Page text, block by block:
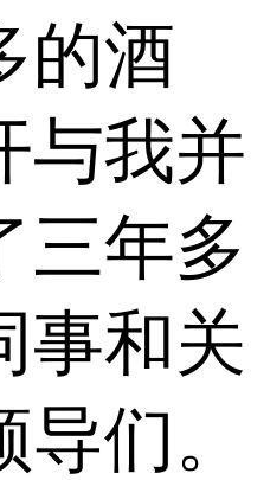
的酒
与我并
三年多
事和关
们。